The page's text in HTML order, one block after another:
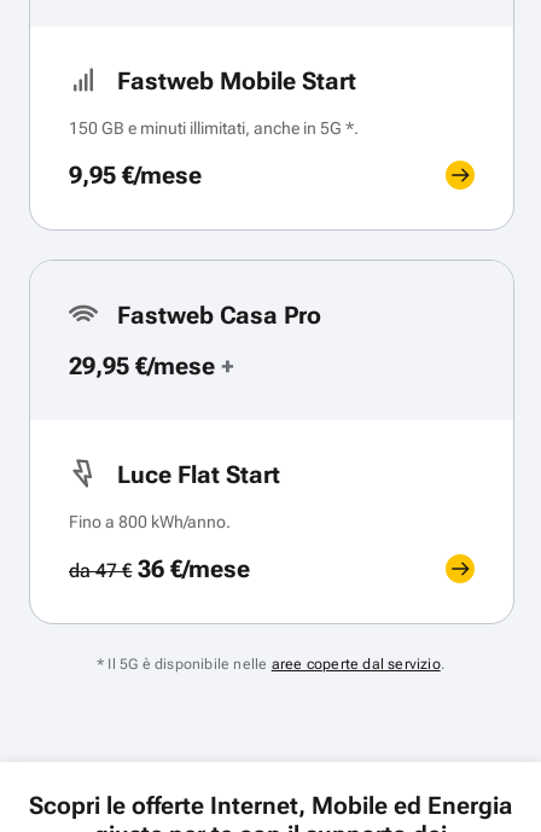
Fastweb Mobile Start
150 GB e minuti illimitati, anche in 5G *.
9,95 €/mese
Fastweb Casa Pro
29,95 €/mese +
Luce Flat Start
Fino a 800 kWh/anno.
da 47 €36 €/mese
* Il 5G è disponibile nelle aree coperte dal servizio.
Scopri le offerte Internet, Mobile ed Energia